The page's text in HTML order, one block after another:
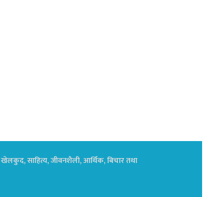
खेलकुद, साहित्य, जीवनशैली, आर्थिक, बिचार तथा